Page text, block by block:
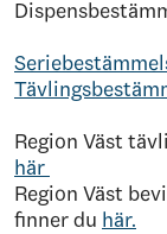
Region Väst
här
Region Väst
finner du här.